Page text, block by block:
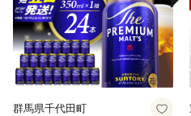
群馬県千代田町